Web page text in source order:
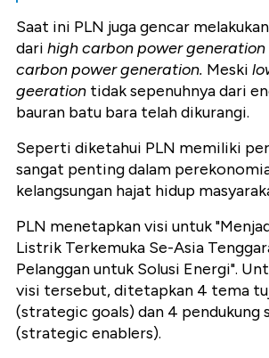
Saat ini PLN juga gencar
dari high carbon power generation
carbonpower generation. Meski
geeration tidak sepenuhnya dari
bauran batu bara telah dikurangi.
Seperti diketahui PLN memiliki
sangat penting dalam
kelangsungan hajat hidup
PLN menetapkan visi untuk
Listrik Terkemuka Se-Asia
Pelanggan untuk Solusi Energi".
visi tersebut, ditetapkan 4 tema
(strategic goals) dan 4 pendukung
(strategic enablers).